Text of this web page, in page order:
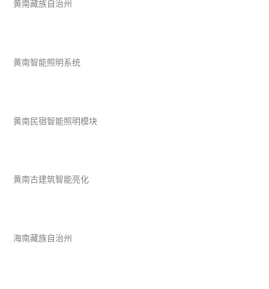
黄南藏族自治州
黄南智能照明系统
黄南民宿智能照明模块
黄南古建筑智能亮化
海南藏族自治州